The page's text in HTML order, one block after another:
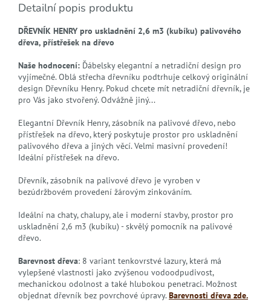
Detailní popis produktu
DŘEVNÍK HENRY pro uskladnění 2,6 m3 (kubíku) palivového
dřeva, přístřešek na dřevo
Naše hodnocení: Ďábelsky elegantní a netradiční design pro
vyjímečné. Oblá střecha dřevníku podtrhuje celkový originální
design Dřevníku Henry. Pokud chcete mít netradiční dřevník, je
pro Vás jako stvořený. Odvážně jiný...
Elegantní Dřevník Henry, zásobník na palivové dřevo, nebo
přístřešek na dřevo, který poskytuje prostor pro uskladnění
palivového dřeva a jiných věcí. Velmi masivní provedení!
Ideální přístřešek na dřevo.
Dřevník, zásobník na palivové dřevo je vyroben v
bezúdržbovém provedení žárovým zinkováním.
Ideální na chaty, chalupy, ale i moderní stavby, prostor pro
uskladnění 2,6 m3 (kubíku) - skvělý pomocník na palivové
dřevo.
Barevnost dřeva: 8 variant tenkovrstvé lazury, která má
vylepšené vlastnosti jako zvýšenou vodoodpudivost,
mechanickou odolnost a také hlubokou penetraci. Možnost
objednat dřevník bez povrchové úpravy.Barevnosti dřeva zde.